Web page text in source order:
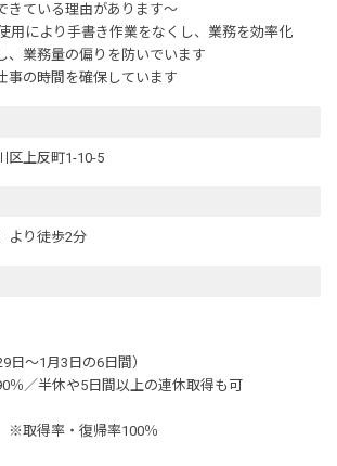
きている理由があります～
用により手書き作業をなくし、業務を効率化
、業務量の偏りを防いでいます
事の時間を確保しています
区上反町1-10-5
より徒歩2分
日～1月3日の6日間）
／半休や5日間以上の連休取得も可
※取得率・復帰率100％